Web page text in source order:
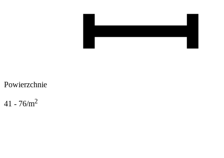
Powierzchnie
41 - 76/m2